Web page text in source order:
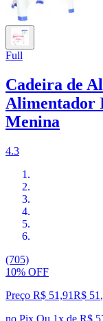
Full
Cadeira de
Alimentador
Menina
4.3
(705)
10% OFF
Preço R$ 51,91R$ 51 ,
no Pix Ou 1x de R$